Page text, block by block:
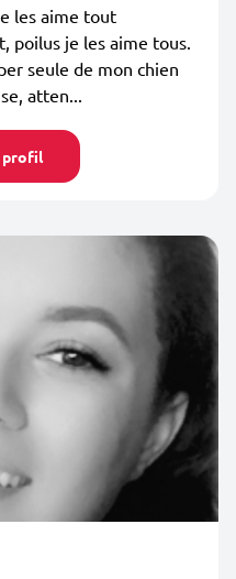
les aime tout
poilus je les aime tous.
seule de mon chien
atten...
profil